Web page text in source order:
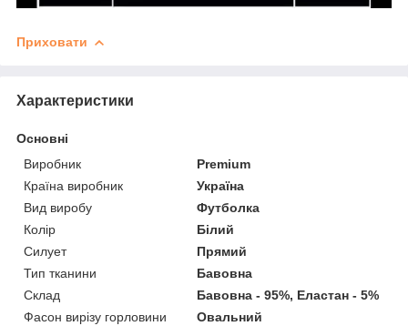
Приховати
Характеристики
Основні
Виробник
Premium
Країна виробник
Україна
Вид виробу
Футболка
Колір
Білий
Силует
Прямий
Тип тканини
Бавовна
Склад
Бавовна - 95%, Еластан - 5%
Фасон вирізу горловини
Овальний